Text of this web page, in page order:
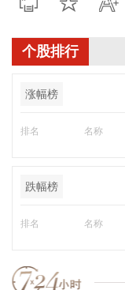
个股排行
涨幅榜
排名 名称
跌幅榜
排名 名称